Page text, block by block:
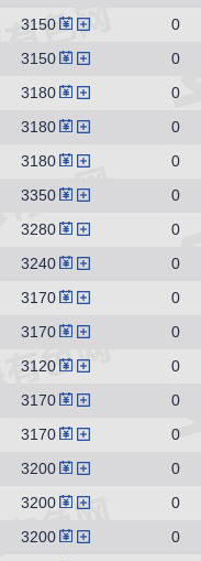
3150
0
3150
0
3180
0
3180
0
3180
0
3350
0
3280
0
3240
0
3170
0
3170
0
3120 0
3170
0
3170
0
3200
0
3200
0
3200
0